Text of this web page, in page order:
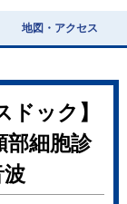
地図・アクセス
ック】
部細胞診